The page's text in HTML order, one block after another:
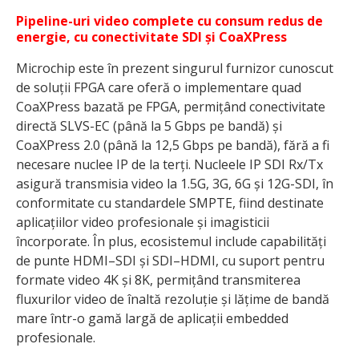
Pipeline-uri video complete cu consum redus de
energie, cu conectivitate SDI și CoaXPress
Microchip este în prezent singurul furnizor cunoscut
de soluții FPGA care oferă o implementare quad
CoaXPress bazată pe FPGA, permițând conectivitate
directă SLVS-EC (până la 5 Gbps pe bandă) și
CoaXPress 2.0 (până la 12,5 Gbps pe bandă), fără a fi
necesare nuclee IP de la terți. Nucleele IP SDI Rx/Tx
asigură transmisia video la 1.5G, 3G, 6G și 12G-SDI, în
conformitate cu standardele SMPTE, fiind destinate
aplicațiilor video profesionale și imagisticii
încorporate. În plus, ecosistemul include capabilități
de punte HDMI–SDI și SDI–HDMI, cu suport pentru
formate video 4K și 8K, permițând transmiterea
fluxurilor video de înaltă rezoluție și lățime de bandă
mare într-o gamă largă de aplicații embedded
profesionale.